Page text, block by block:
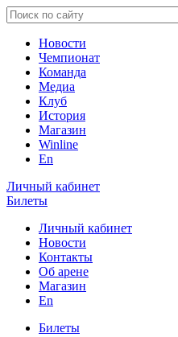
Новости
Чемпионат
Команда
Медиа
Клуб
История
Магазин
Winline
En
Личный кабинет
Билеты
Личный кабинет
Новости
Контакты
Об арене
Магазин
En
Билеты